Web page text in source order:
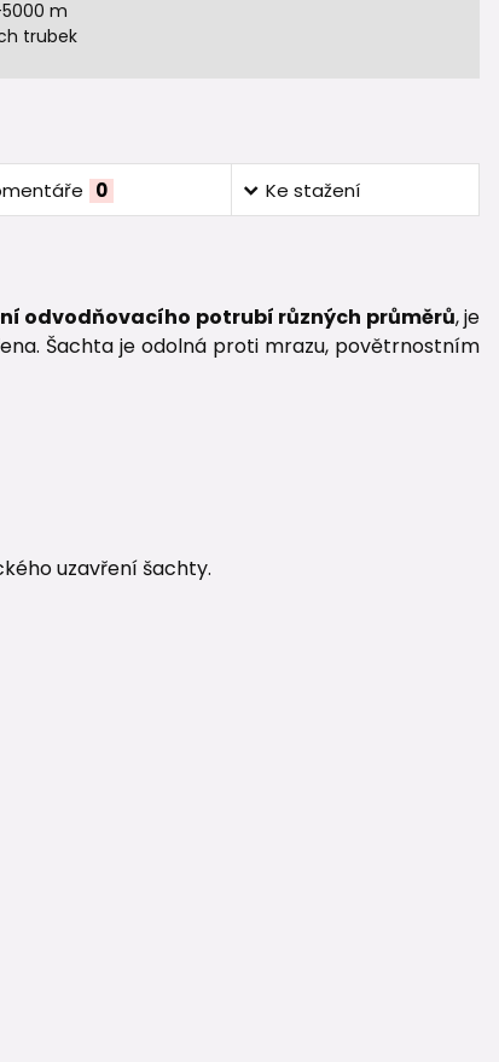
m
trubek
0 Ke stažení
odvodňovacího potrubí různých průměrů, je
Šachta je odolná proti mrazu, povětrnostním
uzavření šachty.